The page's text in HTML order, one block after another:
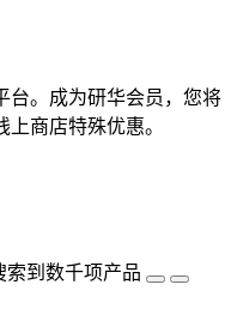
台。成为研华会员，您将
商店特殊优惠。
索到数千项产品